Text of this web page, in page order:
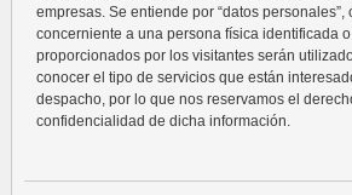
empresas. Se entiende por “datos
concerniente a una persona física identificada
proporcionados por los visitantes serán
conocer el tipo de servicios que están
despacho, por lo que nos reservamos el
confidencialidad de dicha información.